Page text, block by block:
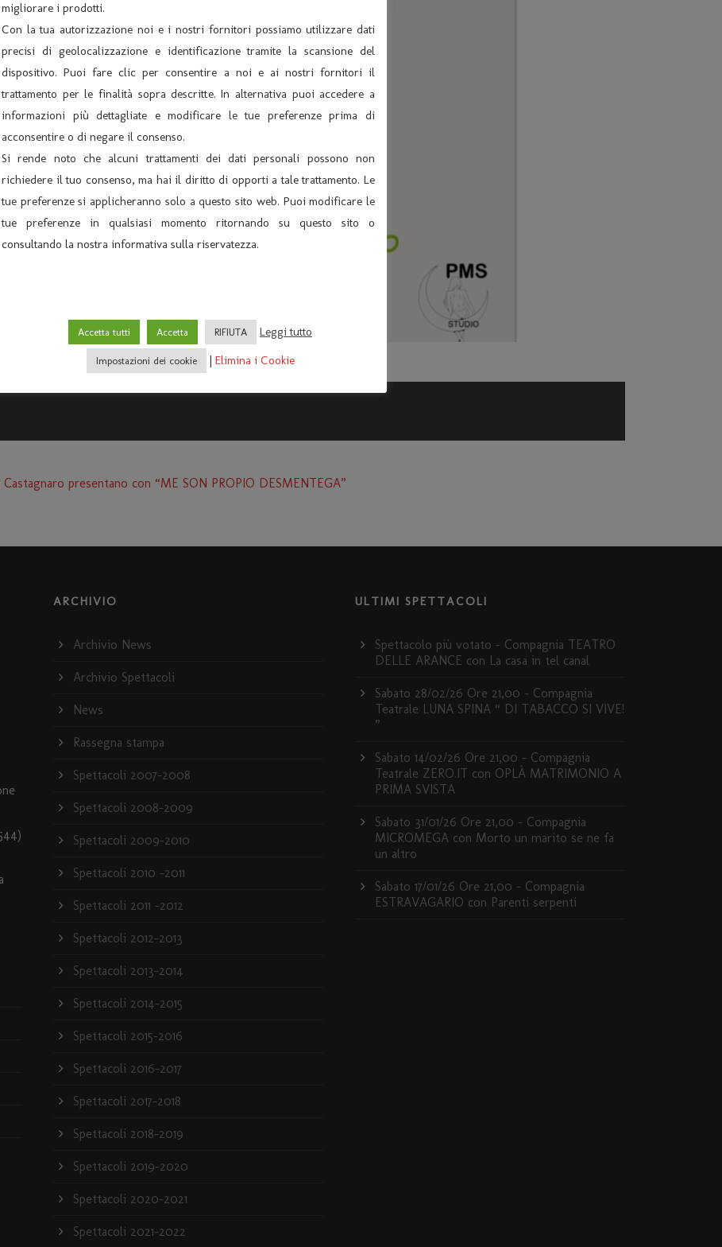
presentano con “ME SON PROPIO DESMENTEGA”
ARCHIVIO
Archivio News
Archivio Spettacoli
News
Rassegna stampa
Spettacoli 2007-2008
Spettacoli 2008-2009
Spettacoli 2009-2010
Spettacoli 2010 -2011
Spettacoli 2011 -2012
Spettacoli 2012-2013
Spettacoli 2013-2014
Spettacoli 2014-2015
Spettacoli 2015-2016
Spettacoli 2016-2017
Spettacoli 2017-2018
Spettacoli 2018-2019
Spettacoli 2019-2020
Spettacoli 2020-2021
Spettacoli 2021-2022
ULTIMI SPETTACOLI
Spettacolo più votato – Compagnia TEATRO
DELLE ARANCE con La casa in tel canal
Sabato 28/02/26 Ore 21,00 – Compagnia
Teatrale LUNA SPINA “ DI TABACCO SI VIVE!
”
Sabato 14/02/26 Ore 21,00 – Compagnia
Teatrale ZERO.IT con OPLÀ MATRIMONIO A
PRIMA SVISTA
Sabato 31/01/26 Ore 21,00 – Compagnia
MICROMEGA con Morto un marito se ne fa
un altro
Sabato 17/01/26 Ore 21,00 – Compagnia
ESTRAVAGARIO con Parenti serpenti
migliorare i prodotti.
Con la tua autorizzazione noi e i nostri fornitori possiamo utilizzare dati
precisi di geolocalizzazione e identificazione tramite la scansione del
dispositivo. Puoi fare clic per consentire a noi e ai nostri fornitori il
trattamento per le finalità sopra descritte. In alternativa puoi accedere a
informazioni più dettagliate e modificare le tue preferenze prima di
acconsentire o di negare il consenso.
Si rende noto che alcuni trattamenti dei dati personali possono non
richiedere il tuo consenso, ma hai il diritto di opporti a tale trattamento. Le
tue preferenze si applicheranno solo a questo sito web. Puoi modificare le
tue preferenze in qualsiasi momento ritornando su questo sito o
consultando la nostra informativa sulla riservatezza.
Accetta tutti Accetta RIFIUTA Leggi tutto
Impostazioni dei cookie | Elimina i Cookie